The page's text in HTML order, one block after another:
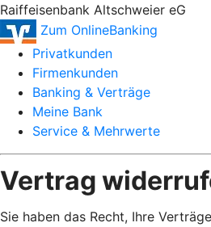
Raiffeisenbank Altschweier eG
Zum OnlineBanking
Privatkunden
Firmenkunden
Banking & Verträge
Meine Bank
Service & Mehrwerte
Vertrag
Sie haben das Recht, Ihre